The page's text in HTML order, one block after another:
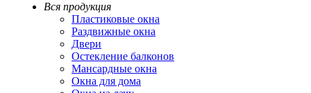
Вся продукция
Пластиковые окна
Раздвижные окна
Двери
Остекление балконов
Мансардные окна
Окна для дома